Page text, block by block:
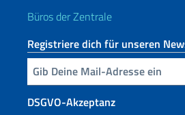
Büros der Zentrale
Registriere dich für unseren
Geben Sie Ihre E-Mail ein
DSGVO-Akzeptanz